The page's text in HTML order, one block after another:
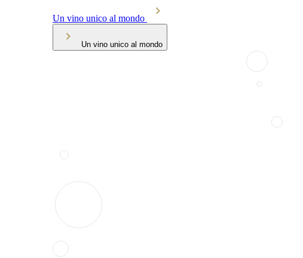
Un vino unico al mondo
Un vino unico al mondo